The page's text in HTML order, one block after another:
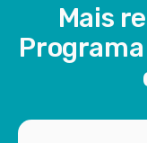
Mais